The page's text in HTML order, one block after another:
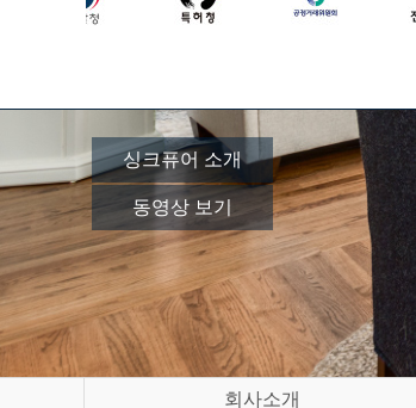
싱크퓨어 소개
동영상 보기
회사소개